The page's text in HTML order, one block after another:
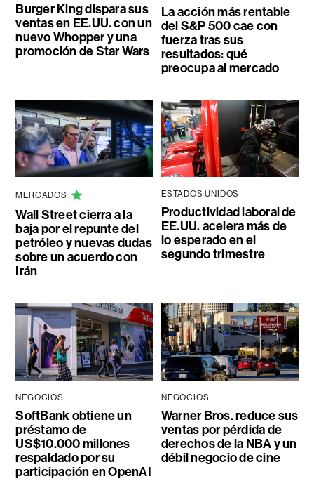
Burger King dispara sus
ventas en EE.UU. con un
nuevo Whopper y una
promoción de Star Wars
La acción más rentable
del S&P 500 cae con
fuerza tras sus
resultados: qué
preocupa al mercado
MERCADOS
Wall Street cierra a la
baja por el repunte del
petróleo y nuevas dudas
sobre un acuerdo con
Irán
ESTADOS UNIDOS
Productividad laboral de
EE.UU. acelera más de
lo esperado en el
segundo trimestre
NEGOCIOS
SoftBank obtiene un
préstamo de
US$10.000 millones
respaldado por su
participación en OpenAI
NEGOCIOS
Warner Bros. reduce sus
ventas por pérdida de
derechos de la NBA y un
débil negocio de cine